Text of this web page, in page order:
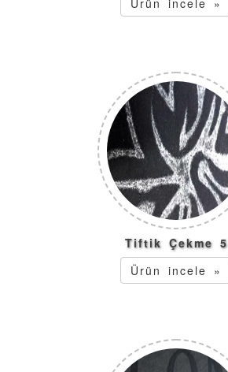
Tiftik Çekme 5
Ürün incele »